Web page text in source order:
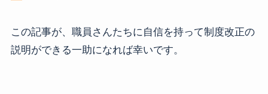
この記事が、職員さんたちに自信を持って制度改正の
説明ができる一助になれば幸いです。